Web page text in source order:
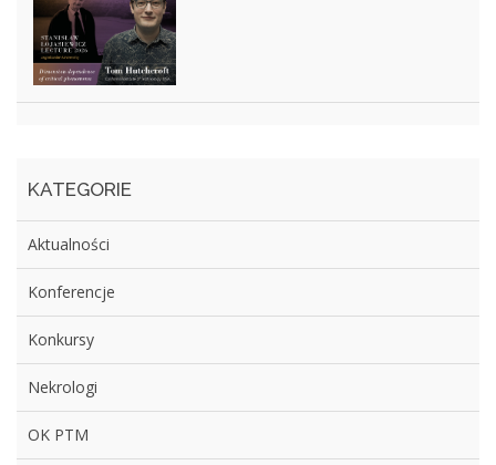
KATEGORIE
Aktualności
Konferencje
Konkursy
Nekrologi
OK PTM